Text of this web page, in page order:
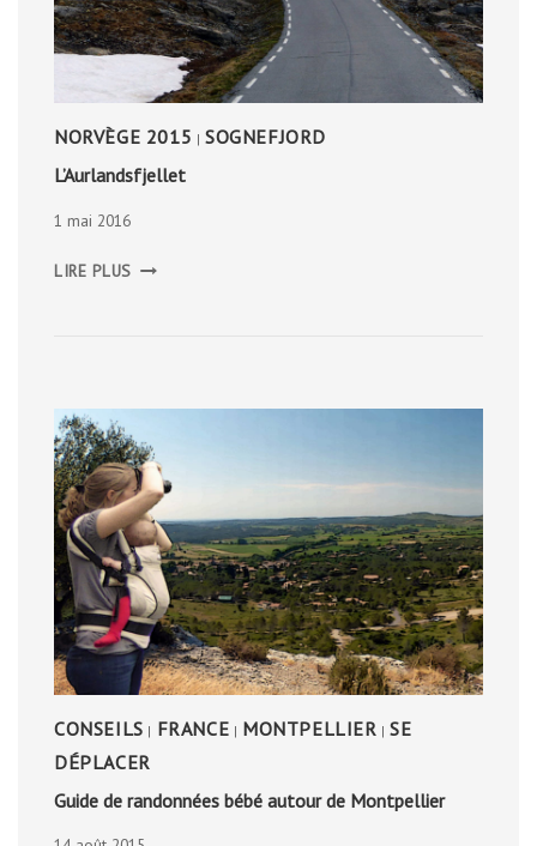
NORVÈGE 2015 | SOGNEFJORD
L’Aurlandsfjellet
1 mai 2016
LIRE PLUS
CONSEILS | FRANCE | MONTPELLIER |SE
DÉPLACER
Guide de randonnées bébé autour de Montpellier